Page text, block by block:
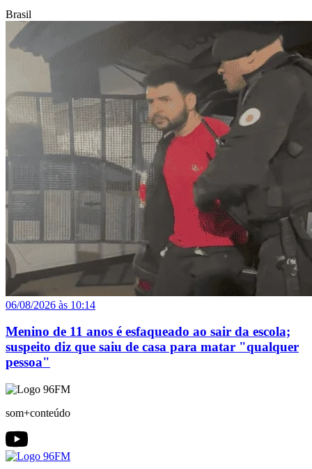
Brasil
06/08/2026 às 10:14
Menino de 11 anos é esfaqueado ao sair da escola;
suspeito diz que saiu de casa para matar "qualquer
pessoa"
som+conteúdo